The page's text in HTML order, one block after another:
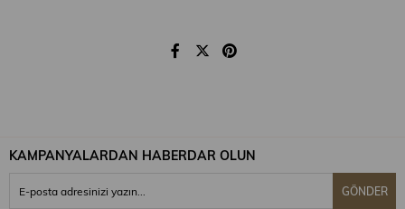
Kurutma makinası kullanmayınız.
KAMPANYALARDAN HABERDAR OLUN
GÖNDER